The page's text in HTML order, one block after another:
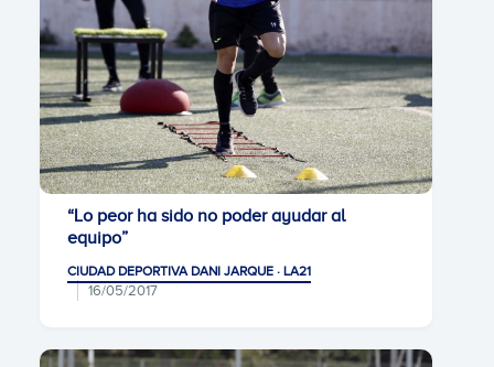
“Lo peor ha sido no poder ayudar al
equipo”
CIUDAD DEPORTIVA DANI JARQUE · LA21
16/05/2017